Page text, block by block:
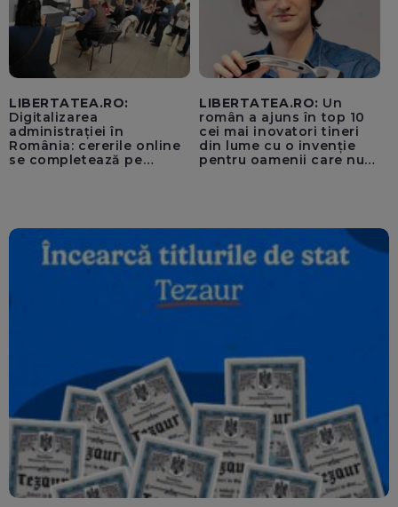
LIBERTATEA.RO:
Digitalizarea
administrației în
România: cererile online
se completează pe
LIBERTATEA.RO: Un
român a ajuns în top 10
cei mai inovatori tineri
din lume cu o invenție
pentru oamenii care nu